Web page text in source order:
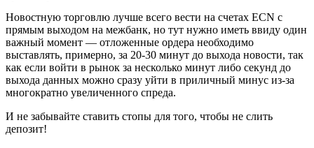
Новостную торговлю лучше всего вести на счетах ECN с
прямым выходом на межбанк, но тут нужно иметь ввиду один
важный момент — отложенные ордера необходимо
выставлять, примерно, за 20-30 минут до выхода новости, так
как если войти в рынок за несколько минут либо секунд до
выхода данных можно сразу уйти в приличный минус из-за
многократно увеличенного спреда.
И не забывайте ставить стопы для того, чтобы не слить
депозит!